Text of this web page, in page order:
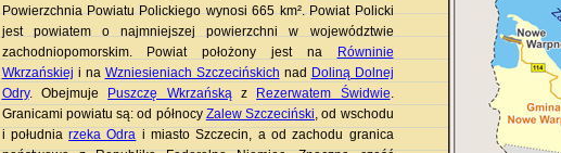
PowierzchniaPowiatuPolickiego wynosi 665 km². PowiatPolicki
jest powiatem o najmniejszej powierzchni w województwie
zachodniopomorskim. Powiat położony jest na
Równinie
Wkrzańskiej i na Wzniesieniach Szczecińskich nad Doliną Dolnej
Odry. Obejmuje Puszczę Wkrzańskąz Rezerwatem Świdwie.
Granicami powiatu są: od północy Zalew Szczeciński, od wschodu
i południarzeka Odra i miasto Szczecin, a od zachodu granica